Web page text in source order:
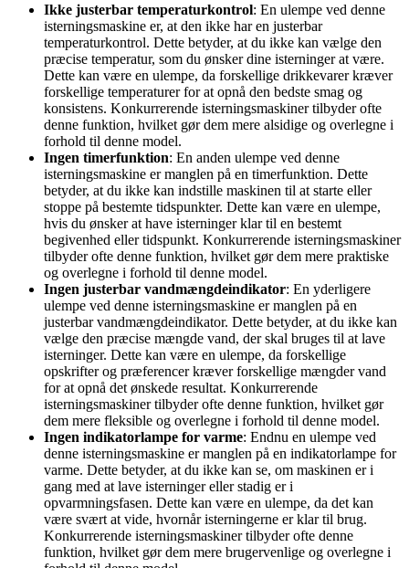
Ikke justerbar temperaturkontrol: En ulempe ved denne
isterningsmaskine er, at den ikke har en justerbar
temperaturkontrol. Dette betyder, at du ikke kan vælge den
præcise temperatur, som du ønsker dine isterninger at være.
Dette kan være en ulempe, da forskellige drikkevarer kræver
forskellige temperaturer for at opnå den bedste smag og
konsistens. Konkurrerende isterningsmaskiner tilbyder ofte
denne funktion, hvilket gør dem mere alsidige og overlegne i
forhold til denne model.
Ingen timerfunktion: En anden ulempe ved denne
isterningsmaskine er manglen på en timerfunktion. Dette
betyder, at du ikke kan indstille maskinen til at starte eller
stoppe på bestemte tidspunkter. Dette kan være en ulempe,
hvis du ønsker at have isterninger klar til en bestemt
begivenhed eller tidspunkt. Konkurrerende isterningsmaskiner
tilbyder ofte denne funktion, hvilket gør dem mere praktiske
og overlegne i forhold til denne model.
Ingen justerbar vandmængdeindikator: En yderligere
ulempe ved denne isterningsmaskine er manglen på en
justerbar vandmængdeindikator. Dette betyder, at du ikke kan
vælge den præcise mængde vand, der skal bruges til at lave
isterninger. Dette kan være en ulempe, da forskellige
opskrifter og præferencer kræver forskellige mængder vand
for at opnå det ønskede resultat. Konkurrerende
isterningsmaskiner tilbyder ofte denne funktion, hvilket gør
dem mere fleksible og overlegne i forhold til denne model.
Ingen indikatorlampe for varme: Endnu en ulempe ved
denne isterningsmaskine er manglen på en indikatorlampe for
varme. Dette betyder, at du ikke kan se, om maskinen er i
gang med at lave isterninger eller stadig er i
opvarmningsfasen. Dette kan være en ulempe, da det kan
være svært at vide, hvornår isterningerne er klar til brug.
Konkurrerende isterningsmaskiner tilbyder ofte denne
funktion, hvilket gør dem mere brugervenlige og overlegne i